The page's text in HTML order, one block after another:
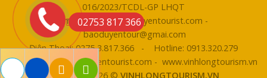
016/2023/TCDL-GP LHQT
Email: bentre@baoduyentourist.com -
baoduyentour@gmai.com
Điện Thoại: 0275 3.817.366 - Hotline: 0913.320.279
Website: www.baoduyentourist.com - www.vinhlongtourism.vn
Copyright 2026 © VINHLONGTOURISM.VN
02753 817 366